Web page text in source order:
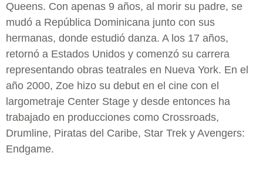
Queens. Con apenas 9 años, al morir su padre, se
mudó a República Dominicana junto con sus
hermanas, donde estudió danza. A los 17 años,
retornó a Estados Unidos y comenzó su carrera
representando obras teatrales en Nueva York. En el
año 2000, Zoe hizo su debut en el cine con el
largometraje Center Stage y desde entonces ha
trabajado en producciones como Crossroads,
Drumline, Piratas del Caribe, Star Trek y Avengers:
Endgame.